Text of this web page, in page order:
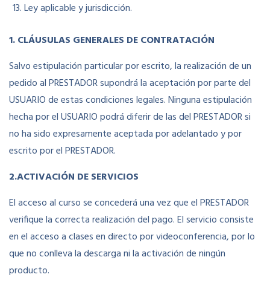
Ley aplicable y jurisdicción.
1. CLÁUSULAS GENERALES DE CONTRATACIÓN
Salvo estipulación particular por escrito, la realización de un
pedido al PRESTADOR supondrá la aceptación por parte del
USUARIO de estas condiciones legales. Ninguna estipulación
hecha por el USUARIO podrá diferir de las del PRESTADOR si
no ha sido expresamente aceptada por adelantado y por
escrito por el PRESTADOR.
2.ACTIVACIÓN DE SERVICIOS
El acceso al curso se concederá una vez que el PRESTADOR
verifique la correcta realización del pago. El servicio consiste
en el acceso a clases en directo por videoconferencia, por lo
que no conlleva la descarga ni la activación de ningún
producto.